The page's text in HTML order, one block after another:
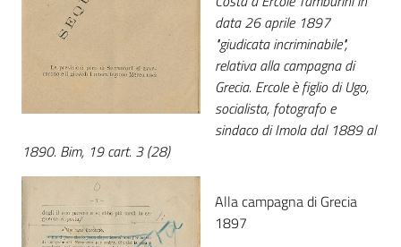
data 26 aprile 1897
"giudicata incriminabile",
relativa alla campagna di
Grecia. Ercole è figlio di Ugo,
socialista, fotografo e
sindaco di Imola dal 1889 al
1890. Bim, 19 cart. 3 (28)
Alla campagna di Grecia
1897